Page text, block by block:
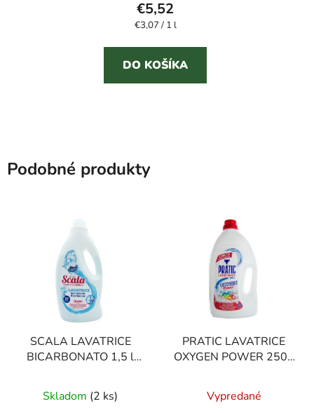
€5,52
Jednotková
€3,07 / 1 l
DO KOŠÍKA
Podobné produkty
SCALA LAVATRICE
BICARBONATO 1,5 l
hodnotenie
Skladom (2 ks)
PRATIC LAVATRICE
OXYGEN POWER 2500
kyslíkom
Vypredané